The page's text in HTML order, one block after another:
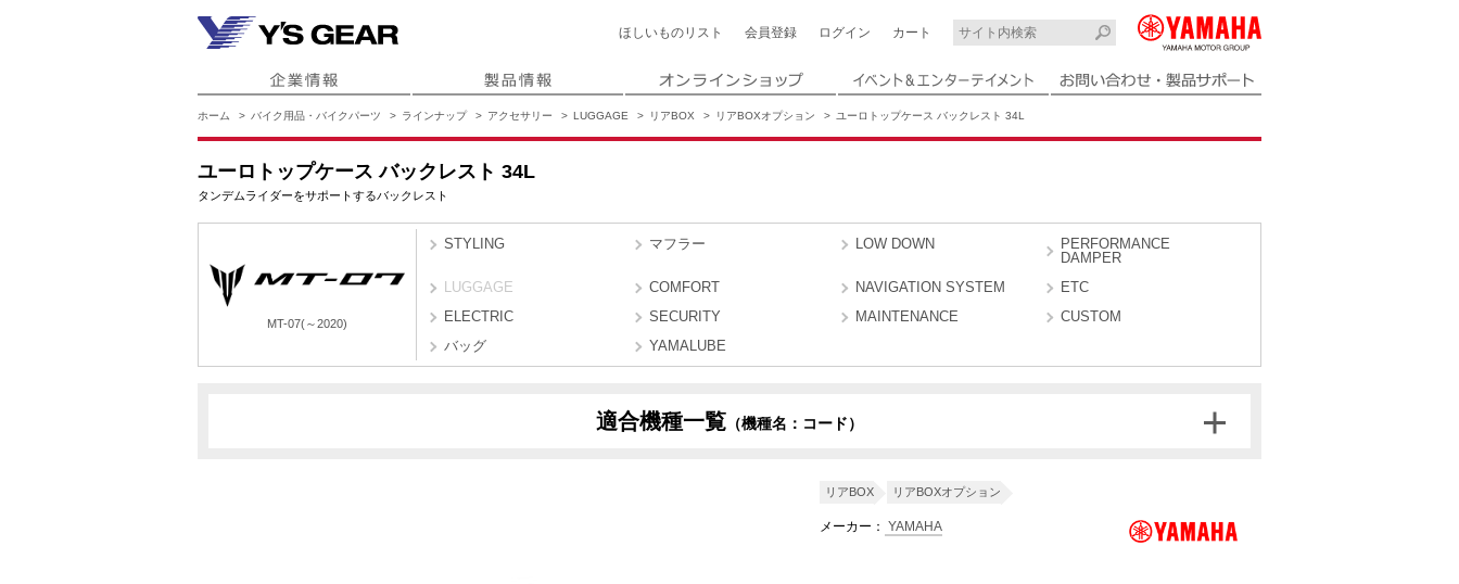
ほしいもの リスト 会員登録 ログイン カート
ホーム バイク用品・バイクパーツ ラインナップ アクセサリー LUGGAGE リアBOX リアBOXオプション ユーロトップケース バックレスト 34L
ユーロトップケース バックレスト 34L
タンデムライダーをサポートするバックレスト
MT-07(～2020)
STYLING マフラー LOW DOWN
PERFORMANCE
DAMPER
LUGGAGE
COMFORT NAVIGATION SYSTEM
ETC
ELECTRIC
SECURITY MAINTENANCE
CUSTOM
バッグ
YAMALUBE
適合機種一覧 （機種名：コード）
リアBOX リアBOXオプション
メーカー： YAMAHA